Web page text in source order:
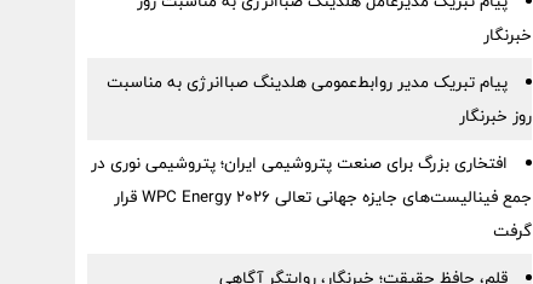
خبرنگار
پیام تبریک مدیر روابط‌عمومی هلدینگ صباانرژی به مناسبت
روز خبرنگار
افتخاری بزرگ برای صنعت پتروشیمی ایران؛ پتروشیمی نوری در
جمع فینالیست‌های جایزه جهانی تعالی WPC Energy 2026 قرار
گرفت
قلم، حافظ حقیقت؛ خبرنگار، روایتگر آگاهی